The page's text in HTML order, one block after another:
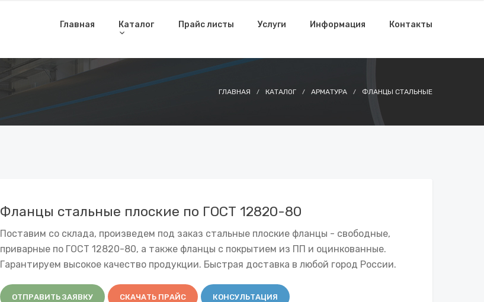
Главная Каталог Прайс листы Услуги Информация Контакты
ГЛАВНАЯ КАТАЛОГ АРМАТУРА ФЛАНЦЫ СТАЛЬНЫЕ
Фланцы стальные плоские по ГОСТ 12820-80
Поставим со склада, произведем под заказ стальные плоские фланцы - свободные,
приварные по ГОСТ 12820-80, а также фланцы с покрытием из ПП и оцинкованные.
Гарантируем высокое качество продукции. Быстрая доставка в любой город России.
ОТПРАВИТЬ ЗАЯВКУ СКАЧАТЬ ПРАЙС КОНСУЛЬТАЦИЯ